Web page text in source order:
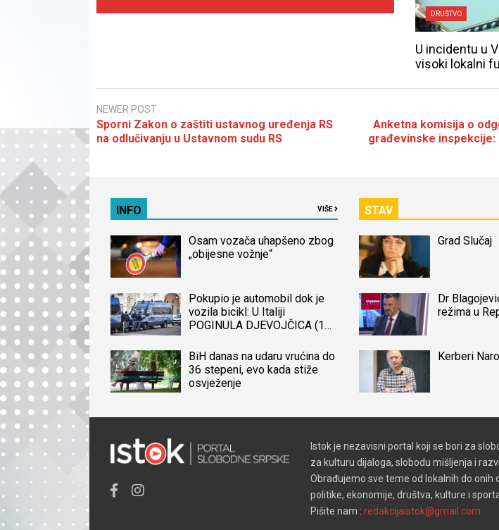
DRUŠTVO
U incidentu u
visoki lokalni
NEWER POST
Sporni Zakon o zaštiti ustavnog uređenja RS
na odlučivanju u Ustavnom sudu RS
Anketna komisija o
građevinske inspekcije:
INFO VIŠE
Osam vozača uhapšeno zbog
„obijesne vožnje“
Pokupio je automobil dok je
vozila bicikl: U Italiji
POGINULA DJEVOJČICA (14)
tijela
BiH danas na udaru vrućina do
36 stepeni, evo kada stiže
osvježenje
STAV
Grad Slučaj
Dr
režima u
Kerberi
Istok je nezavisni portal koji se bori za
za kulturu dijaloga, slobodu mišljenja i
Obrađujemo sve teme od lokalnih do onih
politike, ekonomije, društva, kulture i
Pišite nam :redakcijaistok@gmail.com